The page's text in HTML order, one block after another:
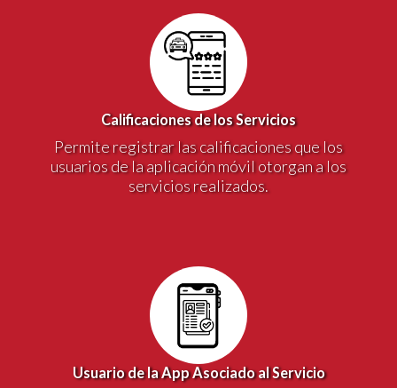
Calificaciones de los Servicios
Permite registrar las calificaciones que los
usuarios de la aplicación móvil otorgan a los
servicios realizados.
Usuario de la App Asociado al Servicio